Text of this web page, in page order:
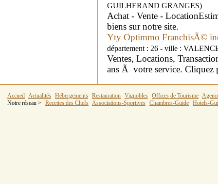
GUILHERAND GRANGES)
Achat - Vente -
biens sur notre site.
Yty Optimmo FranchisÃ©
département : 26 - ville :
Ventes, Locations,
ans Ã votre service.
Accueil Actualités Hébergements Restauration Vignobles Offices de Tourisme
Notre réseau >
Recettes des Chefs Associations-Sportives Chambres-Guide Hotels-